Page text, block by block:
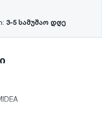
3-5 სამუშაო დღე